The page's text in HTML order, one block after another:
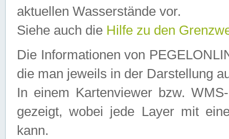
aktuellen Wasserstände vor.
Siehe auch die Hilfe zu den
Die Informationen von
die man jeweils in der Darstellung
In einem Kartenviewer bzw.
gezeigt, wobei jede Layer mit
kann.